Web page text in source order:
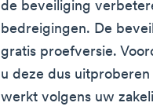
de beveiliging
bedreigingen. De
gratis proefversie.
u deze dus
werkt volgens uw